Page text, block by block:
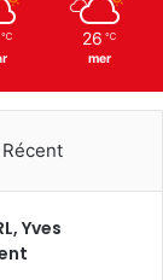
℃ 26 ℃
mer
Récent
Yves